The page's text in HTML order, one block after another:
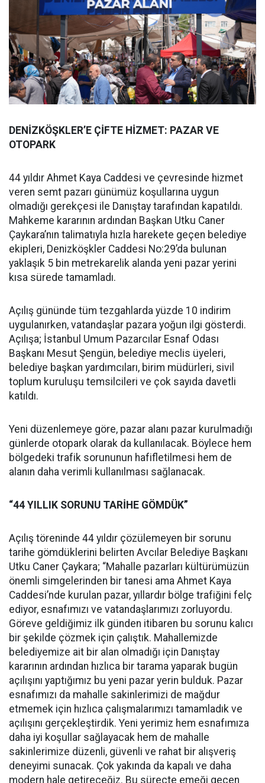
DENİZKÖŞKLER’E ÇİFTE HİZMET: PAZAR VE
OTOPARK
44 yıldır Ahmet Kaya Caddesi ve çevresinde hizmet
veren semt pazarı günümüz koşullarına uygun
olmadığı gerekçesi ile Danıştay tarafından kapatıldı.
Mahkeme kararının ardından Başkan Utku Caner
Çaykara’nın talimatıyla hızla harekete geçen belediye
ekipleri, Denizköşkler Caddesi No:29’da bulunan
yaklaşık 5 bin metrekarelik alanda yeni pazar yerini
kısa sürede tamamladı.
Açılış gününde tüm tezgahlarda yüzde 10 indirim
uygulanırken, vatandaşlar pazara yoğun ilgi gösterdi.
Açılışa; İstanbul Umum Pazarcılar Esnaf Odası
Başkanı Mesut Şengün, belediye meclis üyeleri,
belediye başkan yardımcıları, birim müdürleri, sivil
toplum kuruluşu temsilcileri ve çok sayıda davetli
katıldı.
Yeni düzenlemeye göre, pazar alanı pazar kurulmadığı
günlerde otopark olarak da kullanılacak. Böylece hem
bölgedeki trafik sorununun hafifletilmesi hem de
alanın daha verimli kullanılması sağlanacak.
“44 YILLIK SORUNU TARİHE GÖMDÜK”
Açılış töreninde 44 yıldır çözülemeyen bir sorunu
tarihe gömdüklerini belirten Avcılar Belediye Başkanı
Utku Caner Çaykara; “Mahalle pazarları kültürümüzün
önemli simgelerinden bir tanesi ama Ahmet Kaya
Caddesi’nde kurulan pazar, yıllardır bölge trafiğini felç
ediyor, esnafımızı ve vatandaşlarımızı zorluyordu.
Göreve geldiğimiz ilk günden itibaren bu sorunu kalıcı
bir şekilde çözmek için çalıştık. Mahallemizde
belediyemize ait bir alan olmadığı için Danıştay
kararının ardından hızlıca bir tarama yaparak bugün
açılışını yaptığımız bu yeni pazar yerin bulduk. Pazar
esnafımızı da mahalle sakinlerimizi de mağdur
etmemek için hızlıca çalışmalarımızı tamamladık ve
açılışını gerçekleştirdik. Yeni yerimiz hem esnafımıza
daha iyi koşullar sağlayacak hem de mahalle
sakinlerimize düzenli, güvenli ve rahat bir alışveriş
deneyimi sunacak. Çok yakında da kapalı ve daha
modern hale getireceğiz. Bu süreçte emeği geçen